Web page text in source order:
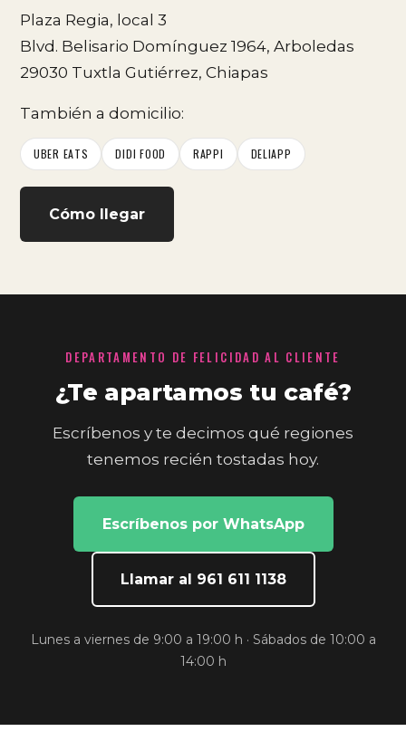
Plaza Regia, local 3
Blvd. Belisario Domínguez 1964, Arboledas
29030 Tuxtla Gutiérrez, Chiapas
También a domicilio:
UBER EATS DIDI FOOD RAPPI DELIAPP
Cómo llegar
DEPARTAMENTO DE FELICIDAD AL CLIENTE
¿Te apartamos tu café?
Escríbenos y te decimos qué regiones
tenemos recién tostadas hoy.
Escríbenos por WhatsApp
Llamar al 961 611 1138
Lunes a viernes de 9:00 a 19:00 h · Sábados de 10:00 a
14:00 h